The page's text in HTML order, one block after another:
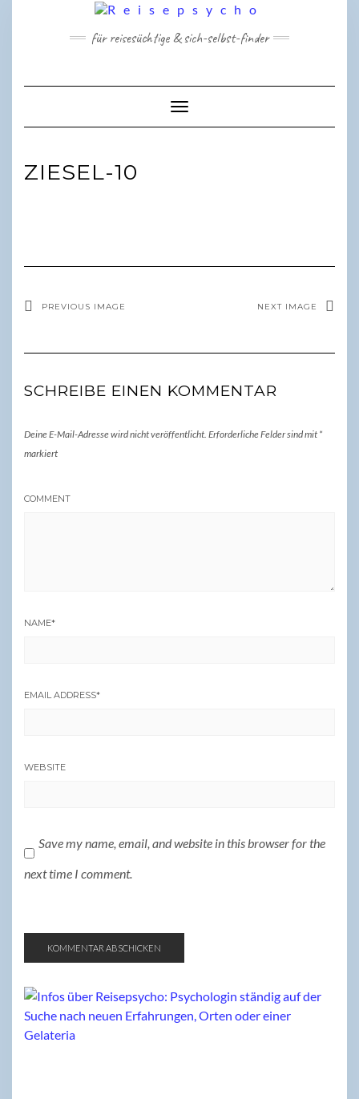
für reisesüchtige & sich-selbst-finder
Toggle Navigation
ZIESEL-10
PREVIOUS IMAGE NEXT IMAGE
SCHREIBE EINEN KOMMENTAR
Deine E-Mail-Adresse wird nicht veröffentlicht. Erforderliche Felder sind mit *
markiert
COMMENT
NAME*
EMAIL ADDRESS*
WEBSITE
Save my name, email, and website in this browser for the
next time I comment.